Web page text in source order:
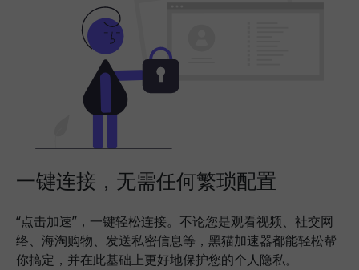
一键连接，无需任何繁琐配置
“点击加速”，一键轻松连接。不论您是观看视频、社交网
络、海淘购物、发送私密信息等，黑猫加速器都能轻松帮
你搞定，并在此基础上更好地保护您的个人隐私。